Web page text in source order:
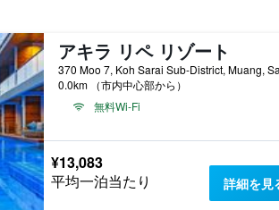
アキラ リペ リゾート
0.0km （市内中心部から）
無料Wi-Fi
¥13,083
平均一泊当たり 詳細を見